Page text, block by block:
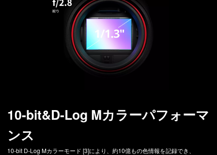
10-bit&D-Log Mカラーパフォーマ
ンス
10-bit D-Log Mカラーモード [3]により、約10億もの色情報を記録でき、